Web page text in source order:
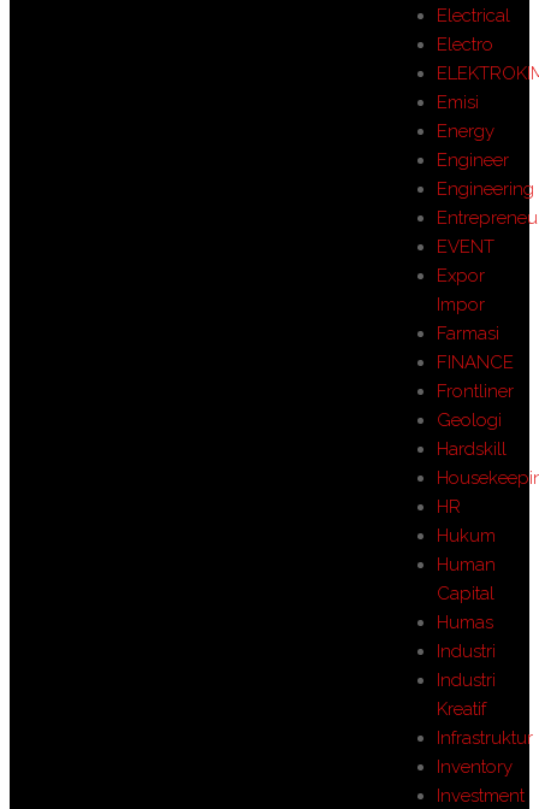
Electrical
Electro
Emisi
Energy
Engineer
Engineering
EVENT
Expor
Impor
Farmasi
FINANCE
Frontliner
Geologi
Hardskill
HR
Hukum
Human
Capital
Humas
Industri
Industri
Kreatif
Infrastruktur
Inventory
Investment